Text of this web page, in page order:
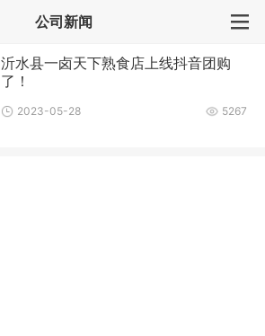
公司新闻
沂水县一卤天下熟食店上线抖音团购
了！
2023-05-28 5267